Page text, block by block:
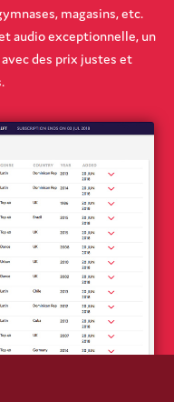
magasins, etc.
audio exceptionnelle, un
des prix justes et